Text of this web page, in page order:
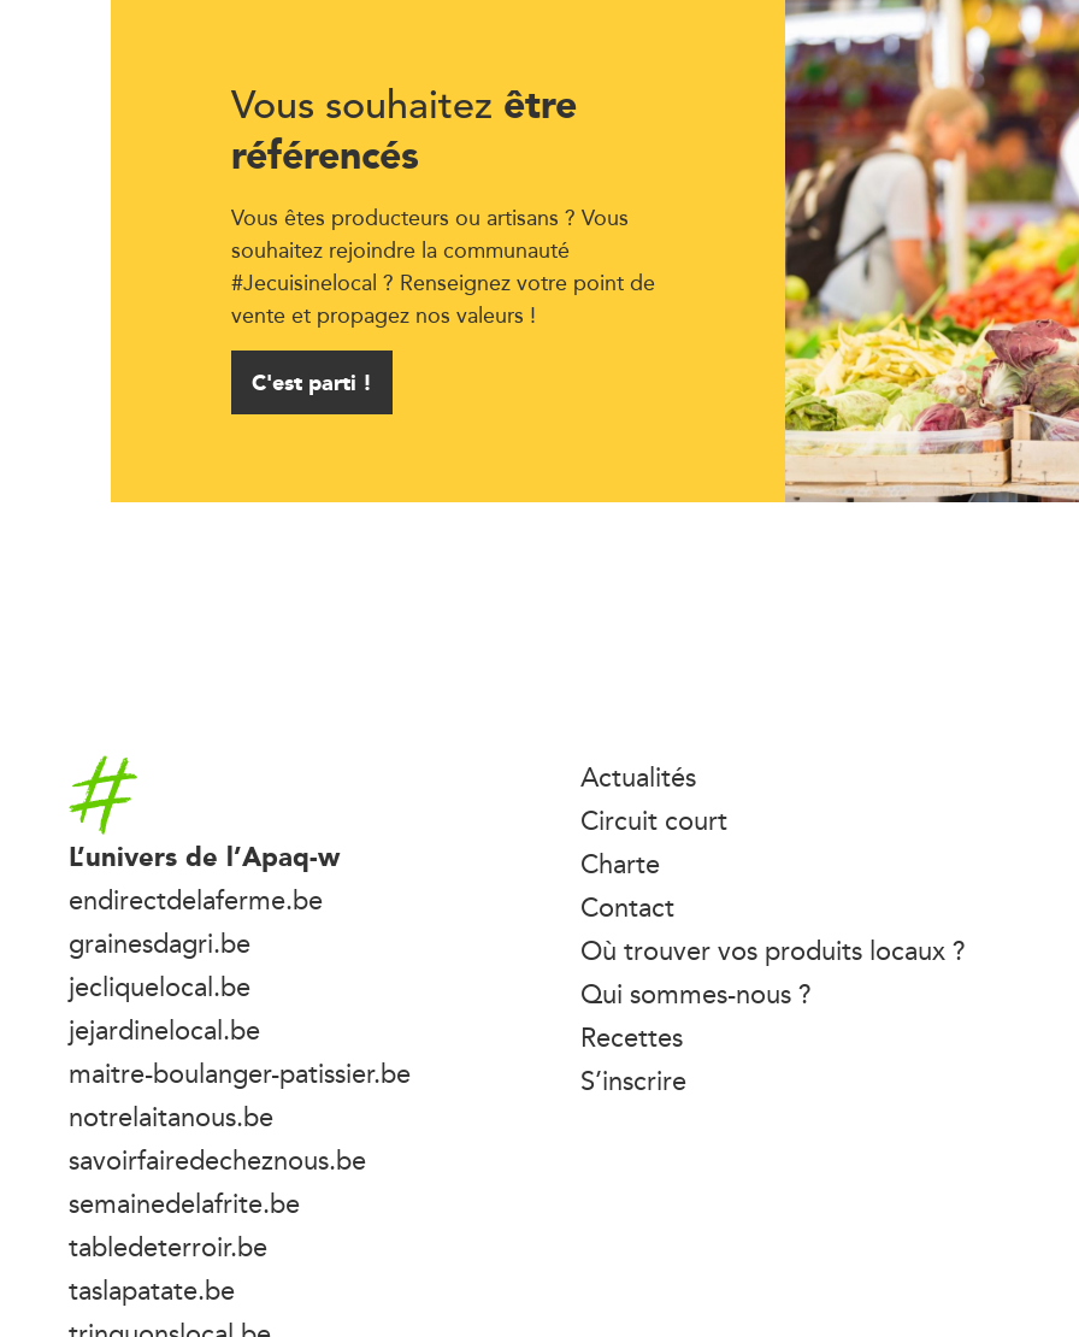
Vous souhaitez être
référencés
Vous êtes producteurs ou artisans ? Vous
souhaitez rejoindre la communauté
#Jecuisinelocal ? Renseignez votre point de
vente et propagez nos valeurs !
C'est parti !
Accueil
L’univers de l’Apaq-w
endirectdelaferme.be
grainesdagri.be
jecliquelocal.be
jejardinelocal.be
maitre-boulanger-patissier.be
notrelaitanous.be
savoirfairedecheznous.be
semainedelafrite.be
tabledeterroir.be
taslapatate.be
Actualités
Circuit court
Charte
Contact
Où trouver vos produits locaux ?
Qui sommes-nous ?
Recettes
S’inscrire